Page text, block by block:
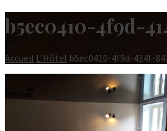
b5ec0410-4f9d-
Accueil L'Hôtel b5ec0410-4f9d-414f-